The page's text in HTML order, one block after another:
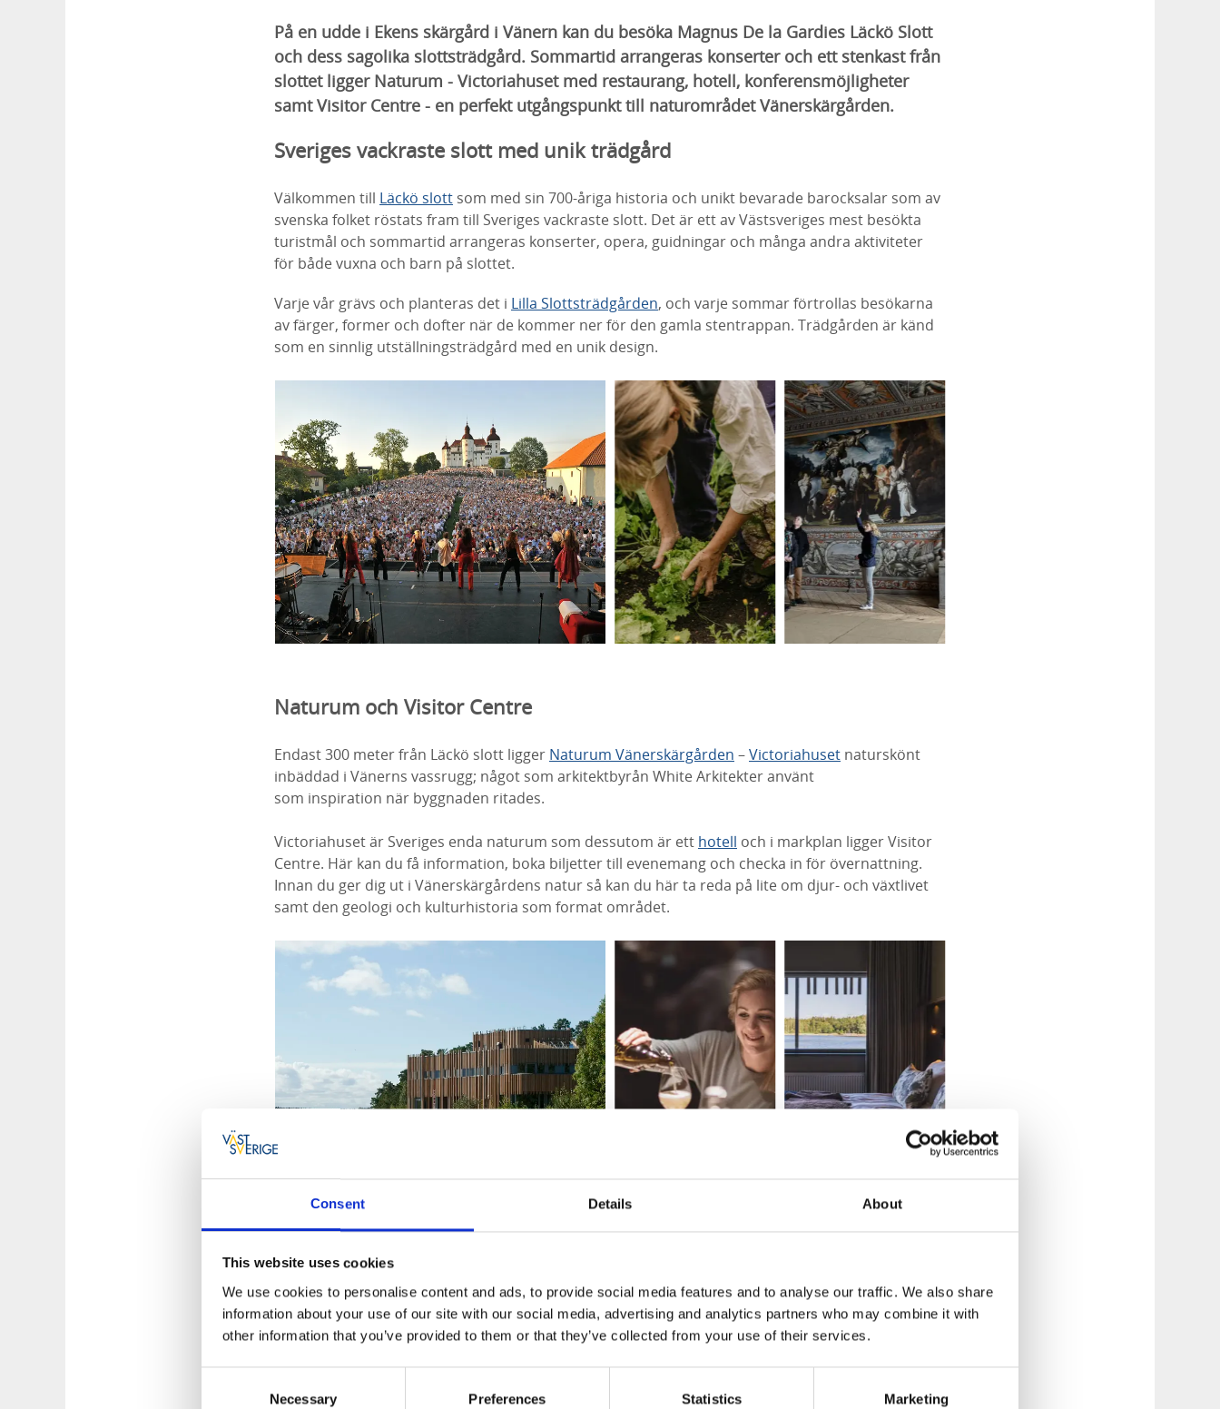
Consent Details About
This website uses cookies
We use cookies to personalise content and ads, to provide social media features and to analyse our traffic. We also share
information about your use of our site with our social media, advertising and analytics partners who may combine it with
other information that you’ve provided to them or that they’ve collected from your use of their services.
Necessary Preferences Statistics Marketing
På en udde i Ekens skärgård i Vänern kan du besöka Magnus De la Gardies Läckö Slott
och dess sagolika slottsträdgård. Sommartid arrangeras konserter och ett stenkast från
slottet ligger Naturum - Victoriahuset med restaurang, hotell, konferensmöjligheter
samt Visitor Centre - en perfekt utgångspunkt till naturområdet Vänerskärgården.
Sveriges vackraste slott med unik trädgård
Välkommen till Läckö slott som med sin 700-åriga historia och unikt bevarade barocksalar som av
svenska folket röstats fram till Sveriges vackraste slott. Det är ett av Västsveriges mest besökta
turistmål och sommartid arrangeras konserter, opera, guidningar och många andra aktiviteter
för både vuxna och barn på slottet.
Varje vår grävs och planteras det i Lilla Slottsträdgården, och varje sommar förtrollas besökarna
av färger, former och dofter när de kommer ner för den gamla stentrappan. Trädgården är känd
som en sinnlig utställningsträdgård med en unik design.
Naturum och Visitor Centre
Endast 300 meter från Läckö slott ligger Naturum Vänerskärgården –Victoriahuset naturskönt
inbäddad i Vänerns vassrugg; något som arkitektbyrån White Arkitekteranvänt
som inspiration när byggnaden ritades.
Victoriahuset är Sveriges enda naturum som dessutom är ett hotell och i markplan ligger Visitor
Centre. Här kan du få information, boka biljetter till evenemang och checka in för övernattning.
Innan du ger dig ut i Vänerskärgårdens natur så kan du här ta reda på lite om djur- och växtlivet
samt den geologi och kulturhistoria som format området.
Restaurang, hotell, camping och konferens
Restaurangen i Victoriahusetligger i Victoriahuset och bjuder på en matupplevelse med
lokalproducerade råvaror samt grönsaker, frukt, bär och örter från Lilla slottsträdgården.